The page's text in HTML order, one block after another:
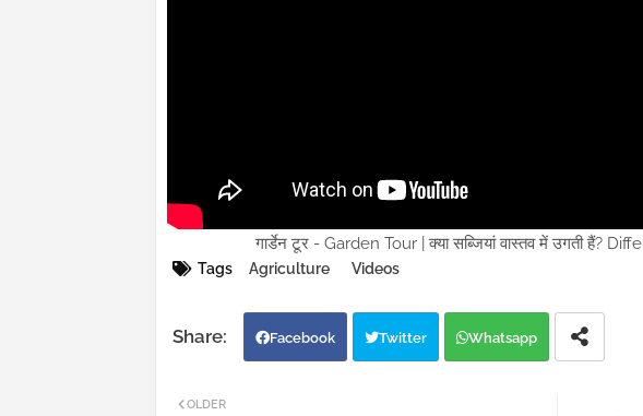
गार्डेन टूर - Garden Tour | क्या सब्जियां वास्तव में उगती हैं?
Tags Agriculture Videos
Facebook Twitter Whatsapp
OLDER